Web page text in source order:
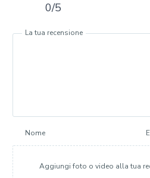
0/5
La tua recensione
Nome
Aggiungi foto o video alla tua